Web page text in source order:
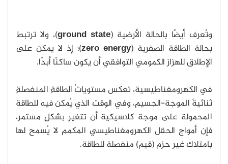
وتُعرف أيضًا بالحالة الأرضية (ground state)، ولا ترتبط
بحالة الطاقة الصفرية (zero energy)؛ إذ لا يمكن على
الإطلاق للهزاز الكمومي التوافقي أن يكون ساكنًا أبدًا.
في الكهرومغناطيسية، تعكس مستوياتُ الطاقةِ المنفصلةِ
ثنائيةَ الموجة-الجسيم، وفي الوقت الذي يُمكن فيه للطاقة
المحمولة على موجة كلاسيكية أن تتغير بشكلٍ مستمر،
فإن أمواج الحقل الكهرومغناطيسي المكمم لا يُسمح لها
بامتلاك غير حزم (قيم) منفصلة للطاقة.